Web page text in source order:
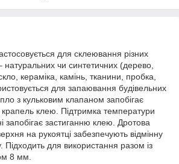
для склеювання різних
натуральних чи синтетичних (дерево,
кераміка, камінь, тканини, пробка,
для запаювання будівельних
з кульковим клапаном запобігає
клею. Підтримка температури
запобігає застиганню клею. Дротова
на рукоятці забезпечують відмінну
Підходить для використання разом із
8 мм.